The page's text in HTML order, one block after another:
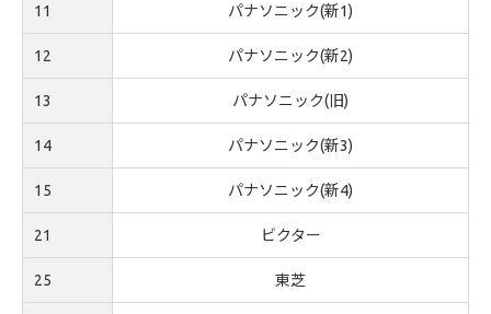
11 パナソニック(新1)
12 パナソニック(新2)
13 パナソニック(旧)
14 パナソニック(新3)
15 パナソニック(新4)
21 ビクター
25 東芝